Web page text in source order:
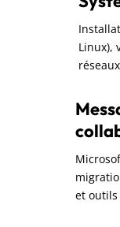
Linux),
et